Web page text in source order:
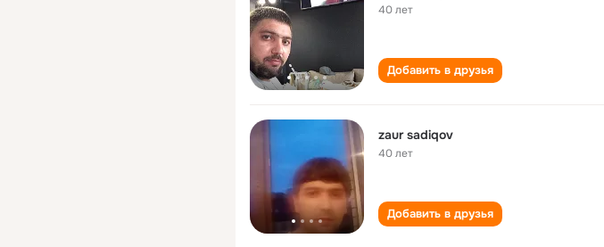
40 лет
Добавить в друзья
zaur sadiqov
40 лет
Добавить в друзья